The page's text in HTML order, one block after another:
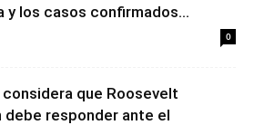
los casos confirmados...
0
que Roosevelt
debe responder ante el